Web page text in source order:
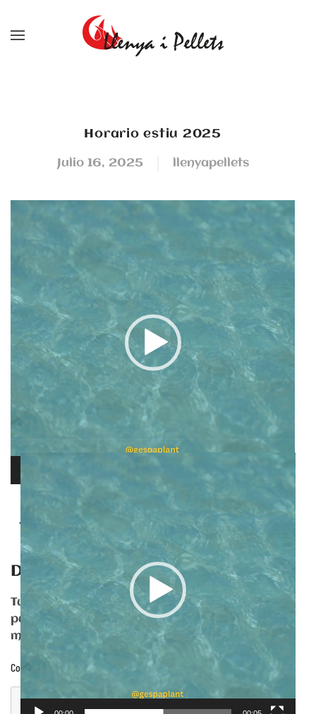
Skip to main content
Horario estiu 2025
julio 16, 2025 llenyapellets
vídeo
Anterior
Deja una respuesta
Tu dirección de correo electrónico no será
publicada. Los campos obligatorios están
marcados con
*
Comentario
Reproductor
vídeo